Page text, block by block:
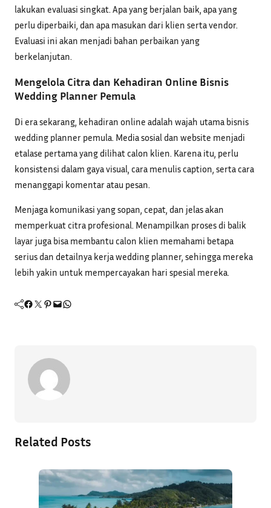
lakukan evaluasi singkat. Apa yang berjalan baik, apa yang
perlu diperbaiki, dan apa masukan dari klien serta vendor.
Evaluasi ini akan menjadi bahan perbaikan yang
berkelanjutan.
Mengelola Citra dan Kehadiran Online Bisnis
Wedding Planner Pemula
Di era sekarang, kehadiran online adalah wajah utama bisnis
wedding planner pemula. Media sosial dan website menjadi
etalase pertama yang dilihat calon klien. Karena itu, perlu
konsistensi dalam gaya visual, cara menulis caption, serta cara
menanggapi komentar atau pesan.
Menjaga komunikasi yang sopan, cepat, dan jelas akan
memperkuat citra profesional. Menampilkan proses di balik
layar juga bisa membantu calon klien memahami betapa
serius dan detailnya kerja wedding planner, sehingga mereka
lebih yakin untuk mempercayakan hari spesial mereka.
Facebook Twitter Pinterest Mail WhatsApp
Related Posts